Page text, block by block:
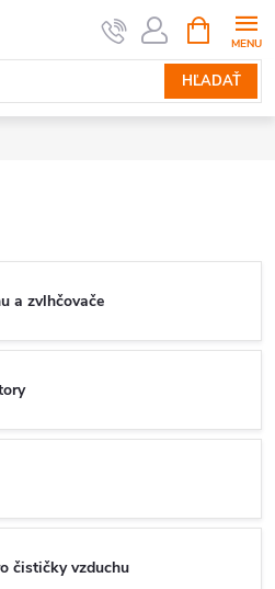
HĽADAŤ
KOŠÍK
a zvlhčovače
čističky vzduchu